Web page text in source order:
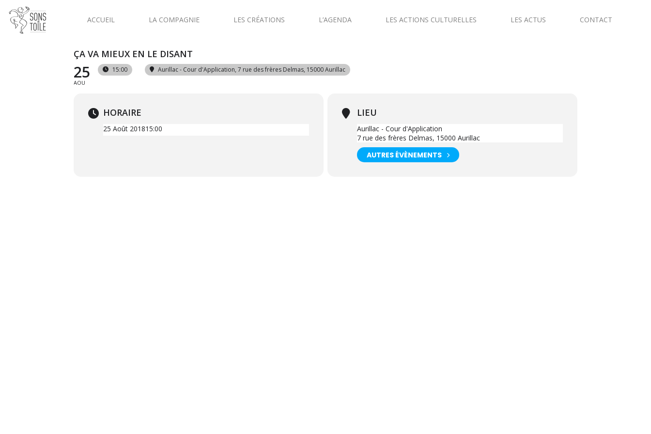
ACCUEIL LA COMPAGNIE LES CRÉATIONS L’AGENDA LES ACTIONS CULTURELLES LES ACTUS CONTACT
ÇA VA MIEUX EN LE DISANT
25
AOU
15:00 Aurillac - Cour d'Application, 7 rue des frères Delmas, 15000 Aurillac
HORAIRE
25 Août 201815:00
LIEU
Aurillac - Cour d'Application
7 rue des frères Delmas, 15000 Aurillac
AUTRES ÉVÈNEMENTS